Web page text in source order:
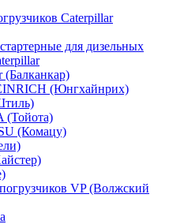
Caterpillar
для дизельных
(Балканкар)
(Юнгхайнрих)
(Тойота)
(Комацу)
VP (Волжский